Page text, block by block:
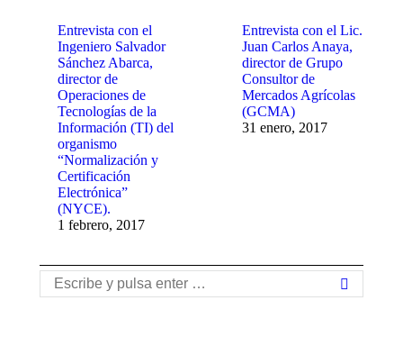
Entrevista con el
Ingeniero Salvador
Sánchez Abarca,
director de
Operaciones de
Tecnologías de la
Información (TI) del
organismo
“Normalización y
Certificación
Electrónica”
(NYCE).
1 febrero, 2017
Entrevista con el Lic.
Juan Carlos Anaya,
director de Grupo
Consultor de
Mercados Agrícolas
(GCMA)
31 enero, 2017
Buscar: